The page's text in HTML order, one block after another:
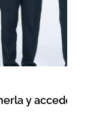
y acceder